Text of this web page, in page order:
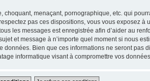
menaçant, pornographique, etc. qui
pas ces dispositions, vous vous exposez
les messages est enregistrée afin d’aider au
et message à n’importe quel moment si nous
Bien que ces informations ne seront pas
informatique visant à compromettre vos données.